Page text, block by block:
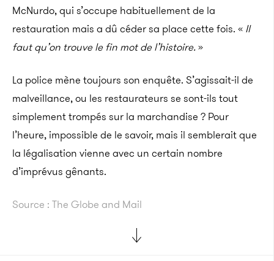
McNurdo, qui s’occupe habituellement de la
restauration mais a dû céder sa place cette fois. « Il
faut qu’on trouve le fin mot de l’histoire.»
La police mène toujours son enquête. S’agissait-il de
malveillance, ou les restaurateurs se sont-ils tout
simplement trompés sur la marchandise ? Pour
l’heure, impossible de le savoir, mais il semblerait que
la légalisation vienne avec un certain nombre
d’imprévus gênants.
Source : The Globe and Mail